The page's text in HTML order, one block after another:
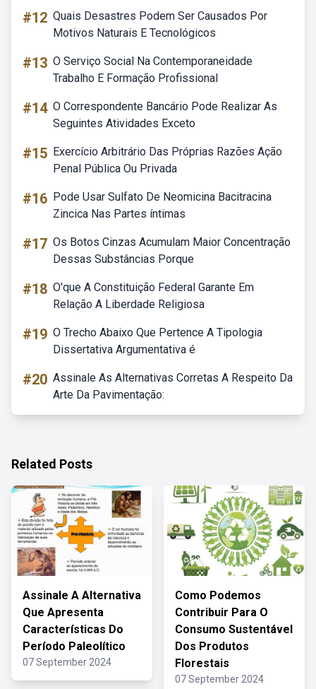
#12 Quais Desastres Podem Ser Causados Por
Motivos Naturais E Tecnológicos
#13 O Serviço Social Na Contemporaneidade
Trabalho E Formação Profissional
#14 O Correspondente Bancário Pode Realizar As
Seguintes Atividades Exceto
#15 Exercício Arbitrário Das Próprias Razões Ação
Penal Pública Ou Privada
#16 Pode Usar Sulfato De Neomicina Bacitracina
Zincica Nas Partes íntimas
#17 Os Botos Cinzas Acumulam Maior Concentração
Dessas Substâncias Porque
#18 O'que A Constituição Federal Garante Em
Relação A Liberdade Religiosa
#19 O Trecho Abaixo Que Pertence A Tipologia
Dissertativa Argumentativa é
#20 Assinale As Alternativas Corretas A Respeito Da
Arte Da Pavimentação:
Related Posts
Assinale A Alternativa
Que Apresenta
Características Do
Período Paleolítico
07 September 2024
Como Podemos
Contribuir Para O
Consumo Sustentável
Dos Produtos
Florestais
07 September 2024